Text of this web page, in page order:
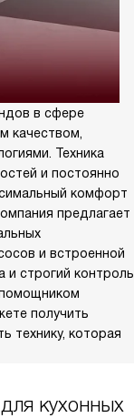
в сфере
качеством,
Техника
и постоянно
комфорт
предлагает
и встроенной
и строгий контроль
получить
технику, которая
кухонных